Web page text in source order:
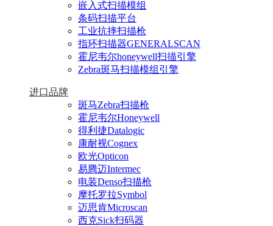
嵌入式扫描模组
条码扫描平台
工业抗摔扫描枪
指环扫描器GENERALSCAN
霍尼韦尔honeywell扫描引擎
Zebra斑马扫描模组引擎
进口品牌
斑马Zebra扫描枪
霍尼韦尔Honeywell
得利捷Datalogic
康耐视Cognex
欧光Opticon
易腾迈Intermec
电装Denso扫描枪
摩托罗拉Symbol
迈思肯Microscan
西克Sick扫码器